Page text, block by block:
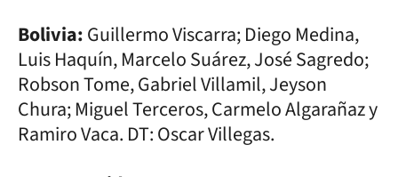
Bolivia:Guillermo Viscarra; Diego Medina,
Luis Haquín, Marcelo Suárez, José Sagredo;
Robson Tome, Gabriel Villamil, Jeyson
Chura; Miguel Terceros, Carmelo Algarañaz y
Ramiro Vaca. DT: Oscar Villegas.